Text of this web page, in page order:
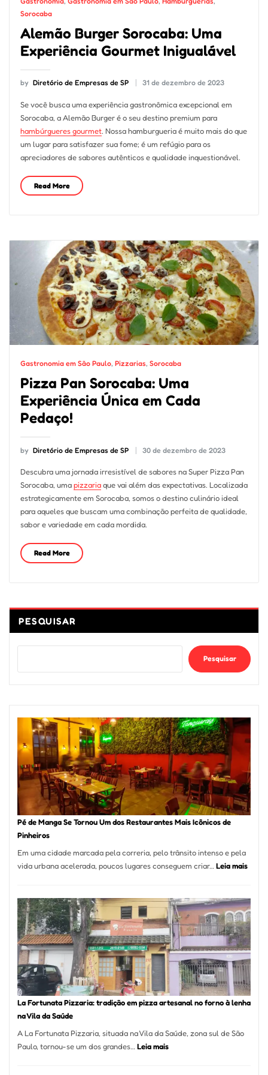
Sorocaba
Alemão Burger Sorocaba: Uma
Experiência Gourmet Inigualável
by Diretório de Empresas de SP 31 de dezembro de 2023
Se você busca uma experiência gastronômica excepcional em
Sorocaba, a Alemão Burger é o seu destino premium para
hambúrgueres gourmet. Nossa hamburgueria é muito mais do que
um lugar para satisfazer sua fome; é um refúgio para os
apreciadores de sabores autênticos e qualidade inquestionável.
Read More
Gastronomia em São Paulo, Pizzarias, Sorocaba
Pizza Pan Sorocaba: Uma
Experiência Única em Cada
Pedaço!
by Diretório de Empresas de SP 30 de dezembro de 2023
Descubra uma jornada irresistível de sabores na Super Pizza Pan
Sorocaba, umapizzariaque vai além das expectativas. Localizada
estrategicamente em Sorocaba, somos o destino culinário ideal
para aqueles que buscam uma combinação perfeita de qualidade,
sabor e variedade em cada mordida.
Read More
PESQUISAR
Pesquisar
Pé de Manga Se Tornou Um dos Restaurantes Mais Icônicos de
Pinheiros
Em uma cidade marcada pela correria, pelo trânsito intenso e pela
vida urbana acelerada, poucos lugares conseguem criar… Leia mais:
Se
Um
dos
Mais
La Fortunata Pizzaria: tradição em pizza artesanal no forno à lenha
na Vila da Saúde
A La Fortunata Pizzaria, situada na Vila da Saúde, zona sul de São
Paulo, tornou-se um dos grandes… Leia mais: